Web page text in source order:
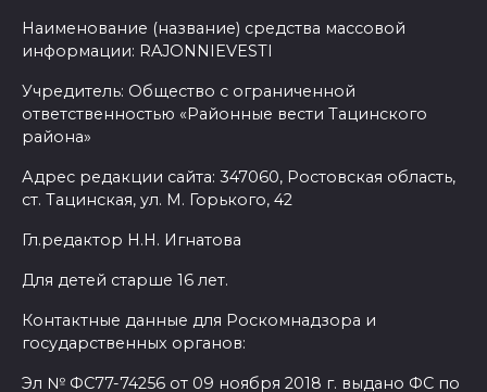
Наименование (название) средства массовой
информации: RAJONNIEVESTI
Учредитель: Общество с ограниченной
ответственностью «Районные вести Тацинского
района»
Адрес редакции сайта: 347060, Ростовская область,
ст. Тацинская, ул. М. Горького, 42
Гл.редактор Н.Н. Игнатова
Для детей старше 16 лет.
Контактные данные для Роскомнадзора и
государственных органов:
Эл № ФС77-74256 от 09 ноября 2018 г. выдано ФС по